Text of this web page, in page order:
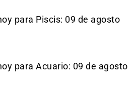
para Piscis: 09 de agosto
para Acuario: 09 de agosto